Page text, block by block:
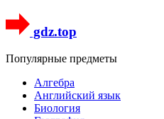
gdz.top
Популярные предметы
Алгебра
Английский язык
Биология